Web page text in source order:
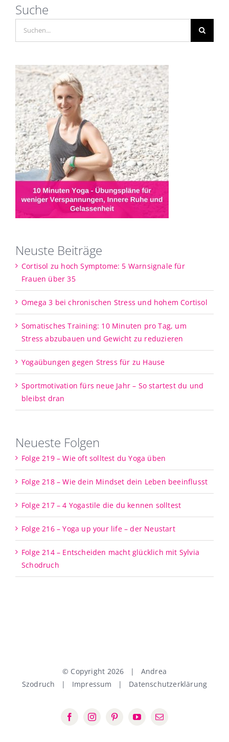
Suche
Neuste Beiträge
Cortisol zu hoch Symptome: 5 Warnsignale für
Frauen über 35
Omega 3 bei chronischen Stress und hohem Cortisol
Somatisches Training: 10 Minuten pro Tag, um
Stress abzubauen und Gewicht zu reduzieren
Yogaübungen gegen Stress für zu Hause
Sportmotivation fürs neue Jahr – So startest du und
bleibst dran
Neueste Folgen
Folge 219 – Wie oft solltest du Yoga üben
Folge 218 – Wie dein Mindset dein Leben beeinflusst
Folge 217 – 4 Yogastile die du kennen solltest
Folge 216 – Yoga up your life – der Neustart
Folge 214 – Entscheiden macht glücklich mit Sylvia
Schodruch
© Copyright 2026 | Andrea
Szodruch | Impressum | Datenschutzerklärung
FacebookInstagramPinterestYouTube
E-